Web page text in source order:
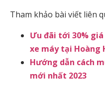
Tham khảo bài viết liên
Ưu đãi tới 30% giá
xe máy tại Hoàng
Hướng dẫn cách
mới nhất 2023